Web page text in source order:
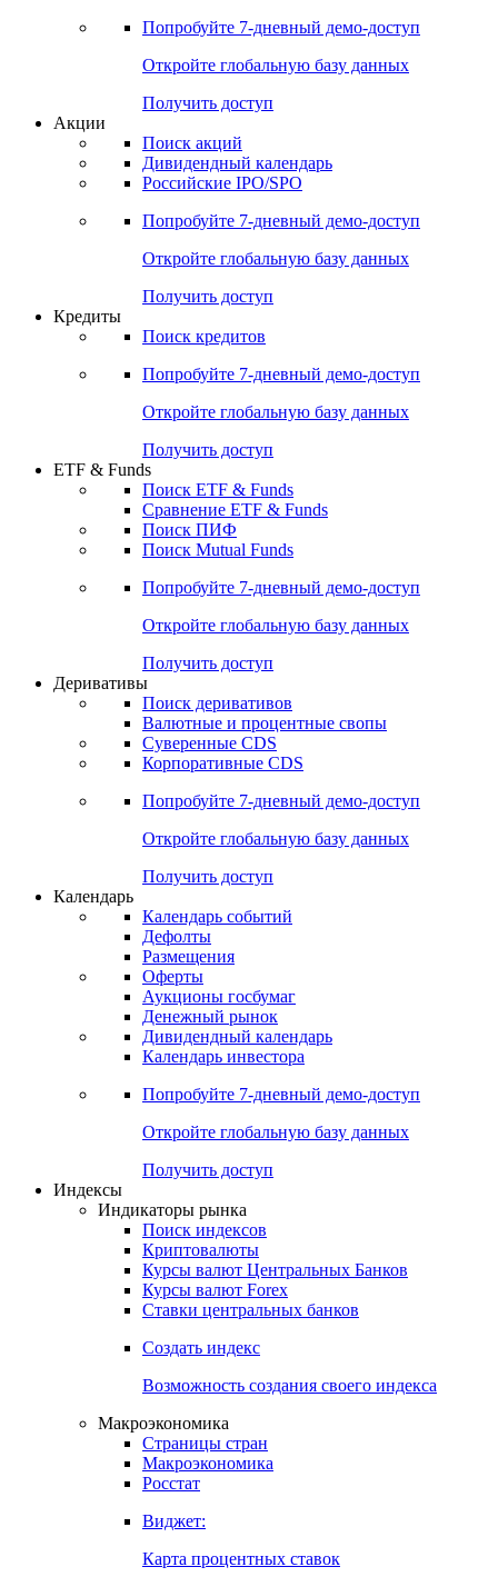
Попробуйте 7-дневный демо-доступ
Откройте глобальную базу данных
Получить доступ
Акции
Поиск акций
Дивидендный календарь
Российские IPO/SPO
Попробуйте 7-дневный демо-доступ
Откройте глобальную базу данных
Получить доступ
Кредиты
Поиск кредитов
Попробуйте 7-дневный демо-доступ
Откройте глобальную базу данных
Получить доступ
ETF & Funds
Поиск ETF & Funds
Сравнение ETF & Funds
Поиск ПИФ
Поиск Mutual Funds
Попробуйте 7-дневный демо-доступ
Откройте глобальную базу данных
Получить доступ
Деривативы
Поиск деривативов
Валютные и процентные свопы
Суверенные CDS
Корпоративные CDS
Попробуйте 7-дневный демо-доступ
Откройте глобальную базу данных
Получить доступ
Календарь
Календарь событий
Дефолты
Размещения
Оферты
Аукционы госбумаг
Денежный рынок
Дивидендный календарь
Календарь инвестора
Попробуйте 7-дневный демо-доступ
Откройте глобальную базу данных
Получить доступ
Индексы
Индикаторы рынка
Поиск индексов
Криптовалюты
Курсы валют Центральных Банков
Курсы валют Forex
Ставки центральных банков
Создать индекс
Возможность создания своего индекса
Макроэкономика
Страницы стран
Макроэкономика
Росстат
Виджет:
Карта процентных ставок